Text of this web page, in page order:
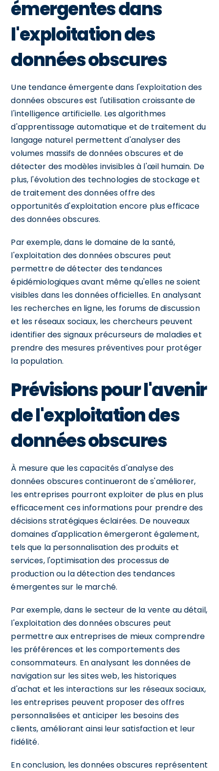
émergentes dans
l'exploitation des
données obscures
Une tendance émergente dans l'exploitation des
données obscures est l'utilisation croissante de
l'intelligence artificielle. Les algorithmes
d'apprentissage automatique et de traitement du
langage naturel permettent d'analyser des
volumes massifs de données obscures et de
détecter des modèles invisibles à l'œil humain. De
plus, l'évolution des technologies de stockage et
de traitement des données offre des
opportunités d'exploitation encore plus efficace
des données obscures.
Par exemple, dans le domaine de la santé,
l'exploitation des données obscures peut
permettre de détecter des tendances
épidémiologiques avant même qu'elles ne soient
visibles dans les données officielles. En analysant
les recherches en ligne, les forums de discussion
et les réseaux sociaux, les chercheurs peuvent
identifier des signaux précurseurs de maladies et
prendre des mesures préventives pour protéger
la population.
Prévisions pour l'avenir
de l'exploitation des
données obscures
À mesure que les capacités d'analyse des
données obscures continueront de s'améliorer,
les entreprises pourront exploiter de plus en plus
efficacement ces informations pour prendre des
décisions stratégiques éclairées. De nouveaux
domaines d'application émergeront également,
tels que la personnalisation des produits et
services, l'optimisation des processus de
production ou la détection des tendances
émergentes sur le marché.
Par exemple, dans le secteur de la vente au détail,
l'exploitation des données obscures peut
permettre aux entreprises de mieux comprendre
les préférences et les comportements des
consommateurs. En analysant les données de
navigation sur les sites web, les historiques
d'achat et les interactions sur les réseaux sociaux,
les entreprises peuvent proposer des offres
personnalisées et anticiper les besoins des
clients, améliorant ainsi leur satisfaction et leur
fidélité.
En conclusion, les données obscures représentent